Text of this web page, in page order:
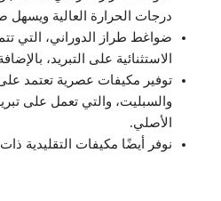
درجات الحرارة العالية ويسهل
ضواغط طراز الدوراني، التي
الاستثنائية على التبريد،
توفير مكيفات عصرية تعتمد
والسبليت، والتي تعمل على
الأصلي.
نوفر أيضًا مكيفات التقليدية